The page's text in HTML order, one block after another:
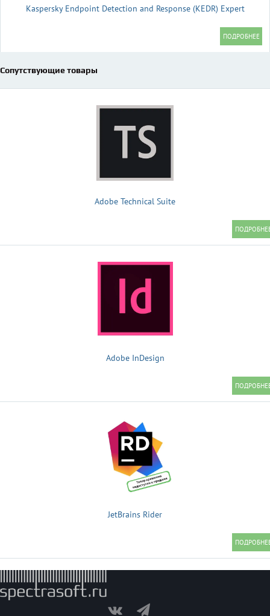
Kaspersky Endpoint Detection and Response (KEDR) Expert
Сопутствующие товары
Adobe Technical Suite
Adobe InDesign
JetBrains Rider